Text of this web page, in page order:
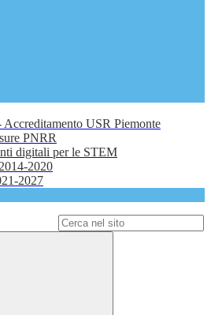
Accreditamento USR Piemonte
PNRR
digitali per le STEM
2020
2027